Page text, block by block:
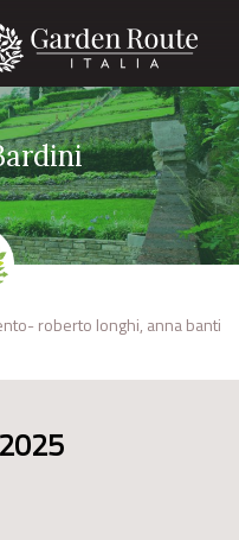
roberto longhi, anna banti